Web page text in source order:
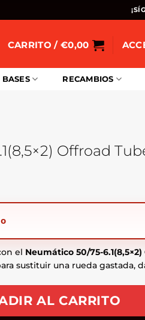
CARRITO / €0,00
RECAMBIOS
Offroad
el Neumático 50/75-
sustituir una rueda gastada,
AL CARRITO